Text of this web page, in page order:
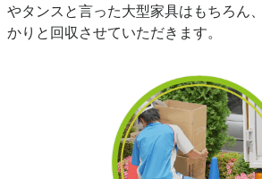
やタンスと言った大型家具はもちろん
かりと回収させていただきます。